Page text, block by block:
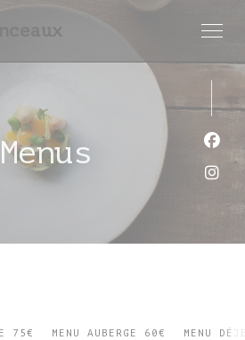
Menus
75€ MENU AUBERGE 60€ MENU